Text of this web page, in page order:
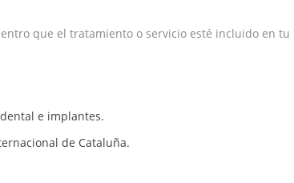
que el tratamiento o servicio esté incluido en tu
e implantes.
de Cataluña.